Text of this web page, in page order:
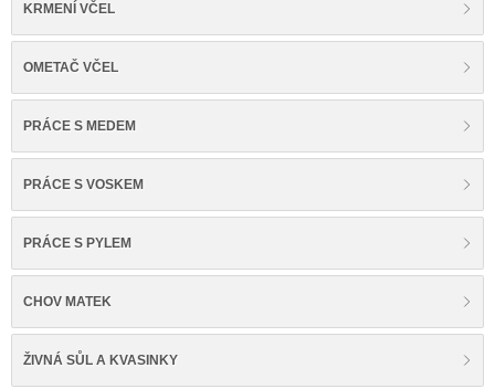
KRMENÍ VČEL
OMETAČ VČEL
PRÁCE S MEDEM
PRÁCE S VOSKEM
PRÁCE S PYLEM
CHOV MATEK
ŽIVNÁ SŮL A KVASINKY